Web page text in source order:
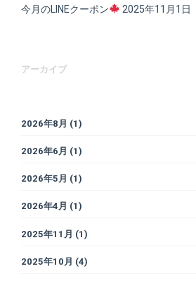
今月のLINEクーポン 2025年11月1日
アーカイブ
2026年8月 (1)
2026年6月 (1)
2026年5月 (1)
2026年4月 (1)
2025年11月 (1)
2025年10月 (4)